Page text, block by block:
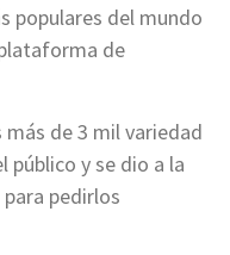
populares del mundo
de
de 3 mil variedad
público y se dio a la
pedirlos